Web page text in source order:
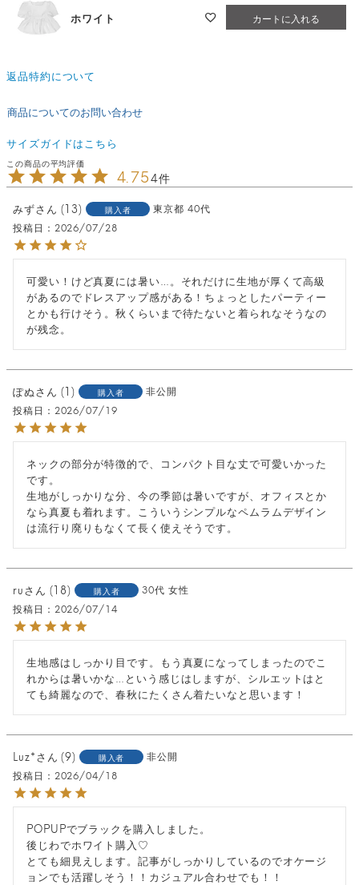
ホワイト カートに入れる
返品特約について
商品についてのお問い合わせ
サイズガイドはこちら
4.754
みず 13 購入者 東京都 40代
投稿日
2026/07/28
可愛い！けど真夏には暑い…。それだけに生地が厚くて高級
があるのでドレスアップ感がある！ちょっとしたパーティー
とかも行けそう。秋くらいまで待たないと着られなそうなの
が残念。
ぽぬ 1 購入者
非公開
投稿日
2026/07/19
ネックの部分が特徴的で、コンパクト目な丈で可愛いかった
です。
生地がしっかりな分、今の季節は暑いですが、オフィスとか
なら真夏も着れます。こういうシンプルなペムラムデザイン
は流行り廃りもなくて長く使えそうです。
ru 18 購入者 30代 女性
投稿日
2026/07/14
生地感はしっかり目です。もう真夏になってしまったのでこ
れからは暑いかな…という感じはしますが、シルエットはと
ても綺麗なので、春秋にたくさん着たいなと思います！
Luz* 9 購入者
非公開
投稿日
2026/04/18
POPUPでブラックを購入しました。
後じわでホワイト購入♡
とても細見えします。記事がしっかりしているのでオケージ
ョンでも活躍しそう！！カジュアル合わせでも！！